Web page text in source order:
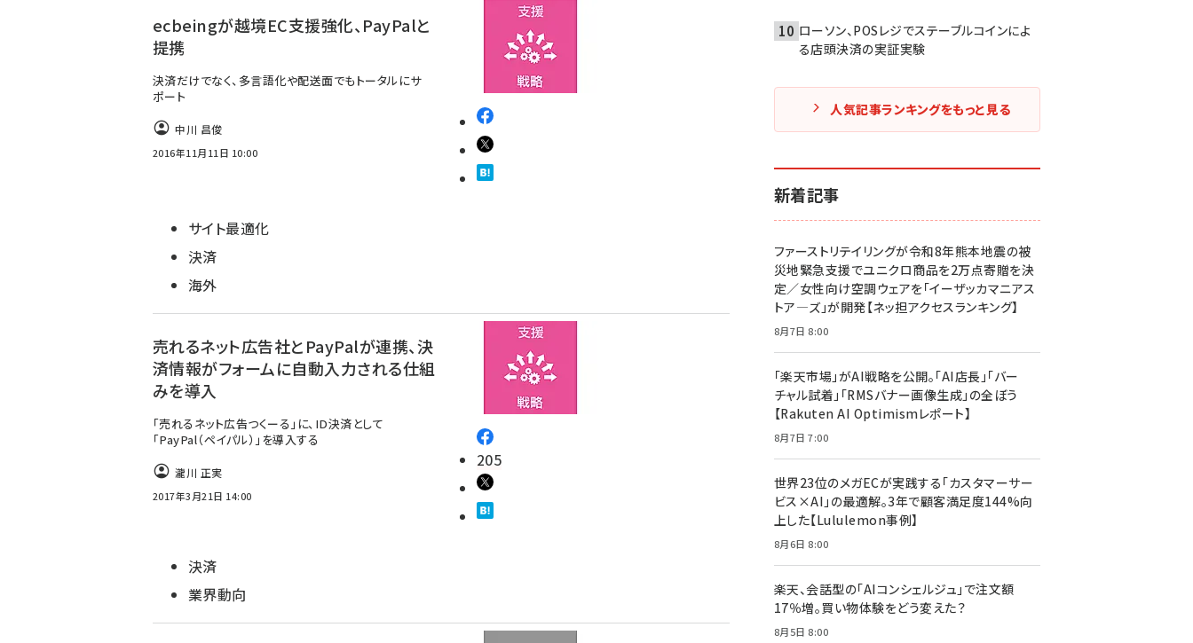
ecbeingが越境EC支援強化、PayPalと
提携
決済だけでなく、多言語化や配送面でもトータルにサ
ポート
中川 昌俊
2016年11月11日 10:00
サイト最適化
決済
海外
売れるネット広告社とPayPalが連携、決
済情報がフォームに自動入力される仕組
みを導入
「売れるネット広告つくーる」に、ID決済として
「PayPal（ペイパル）」を導入する
瀧川 正実
2017年3月21日 14:00
205
決済
業界動向
ローソン、POSレジでステーブルコインによ
る店頭決済の実証実験
人気記事ランキングをもっと見る
新着記事
ファーストリテイリングが令和8年熊本地震の被
災地緊急支援でユニクロ商品を2万点寄贈を決
定／女性向け空調ウェアを「イーザッカマニアス
トア―ズ」が開発【ネッ担アクセスランキング】
8月7日 8:00
「楽天市場」がAI戦略を公開。「AI店長」「バー
チャル試着」「RMSバナー画像生成」の全ぼう
【Rakuten AI Optimismレポート】
8月7日 7:00
世界23位のメガECが実践する「カスタマーサー
ビス×AI」の最適解。3年で顧客満足度144%向
上した【Lululemon事例】
8月6日 8:00
楽天、会話型の「AIコンシェルジュ」で注文額
17％増。買い物体験をどう変えた？
8月5日 8:00